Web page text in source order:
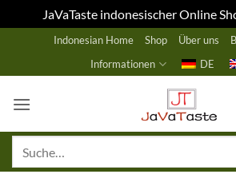
JaVaTaste indonesischer Online
springen
Indonesian Home Shop Über uns
Informationen
DE